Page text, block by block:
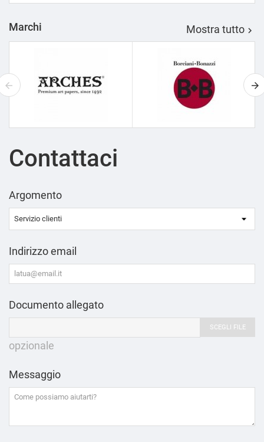
Marchi Mostra tutto 
Contattaci
Argomento
Indirizzo email
Documento allegato
SCEGLI FILE
opzionale
Messaggio